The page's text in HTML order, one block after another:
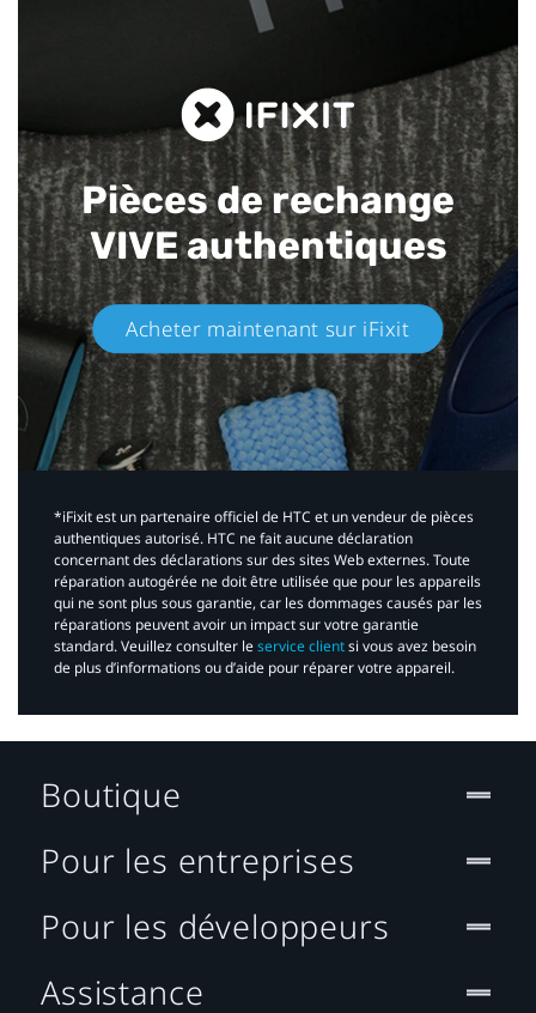
Pièces de rechange
VIVE authentiques​
Acheter maintenant sur iFixit​
*iFixit est un partenaire officiel de HTC et un vendeur de pièces
authentiques autorisé. HTC ne fait aucune déclaration
concernant des déclarations sur des sites Web externes. Toute
réparation autogérée ne doit être utilisée que pour les appareils
qui ne sont plus sous garantie, car les dommages causés par les
réparations peuvent avoir un impact sur votre garantie
standard. Veuillez consulter leservice clientsi vous avez besoin
de plus d’informations ou d’aide pour réparer votre appareil.​
Boutique
Pour les entreprises
Pour les développeurs
Assistance